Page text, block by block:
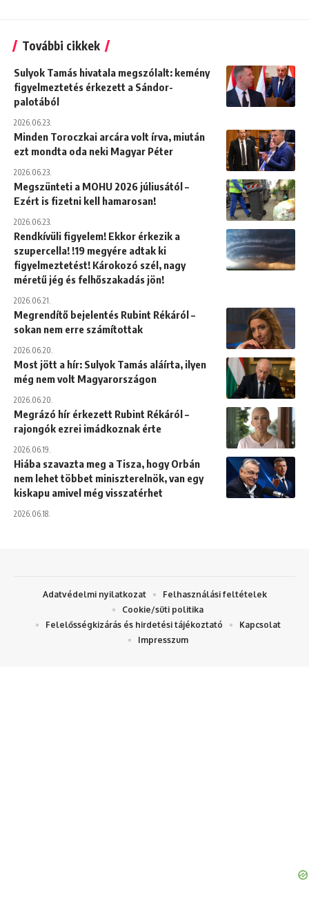
További cikkek
Sulyok Tamás hivatala megszólalt: kemény
figyelmeztetés érkezett a Sándor-
palotából
2026.06.23.
Minden Toroczkai arcára volt írva, miután
ezt mondta oda neki Magyar Péter
2026.06.23.
Megszünteti a MOHU 2026 júliusától –
Ezért is fizetni kell hamarosan!
2026.06.23.
Rendkívüli figyelem! Ekkor érkezik a
szupercella! !19 megyére adtak ki
figyelmeztetést! Károkozó szél, nagy
méretű jég és felhőszakadás jön!
2026.06.21.
Megrendítő bejelentés Rubint Rékáról –
sokan nem erre számítottak
2026.06.20.
Most jött a hír: Sulyok Tamás aláírta, ilyen
még nem volt Magyarországon
2026.06.20.
Megrázó hír érkezett Rubint Rékáról –
rajongók ezrei imádkoznak érte
2026.06.19.
Hiába szavazta meg a Tisza, hogy Orbán
nem lehet többet miniszterelnök, van egy
kiskapu amivel még visszatérhet
2026.06.18.
Adatvédelmi nyilatkozat
Felhasználási feltételek
Cookie/süti politika
Felelősségkizárás és hirdetési tájékoztató
Kapcsolat
Impresszum